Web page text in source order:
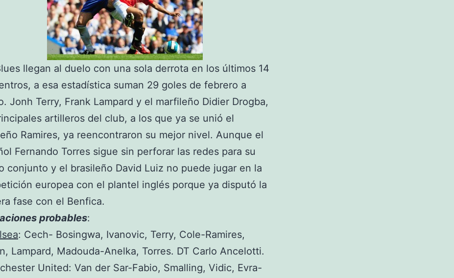
llegan al duelo con una sola derrota en los últimos 14
a esa estadística suman 29 goles de febrero a
Jonh Terry, Frank Lampard y el marfileño Didier Drogba,
artilleros del club, a los que ya se unió el
Ramires, ya reencontraron su mejor nivel. Aunque el
Fernando Torres sigue sin perforar las redes para su
conjunto y el brasileño David Luiz no puede jugar en la
europea con el plantel inglés porque ya disputó la
fase con el Benfica.
probables:
: Cech- Bosingwa, Ivanovic, Terry, Cole-Ramires,
Lampard, Madouda-Anelka, Torres. DT Carlo Ancelotti.
United: Van der Sar-Fabio, Smalling, Vidic, Evra-